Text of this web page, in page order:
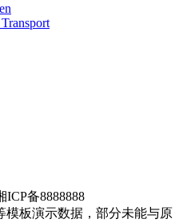
ICP备8888888
模板演示数据，部分未能与原